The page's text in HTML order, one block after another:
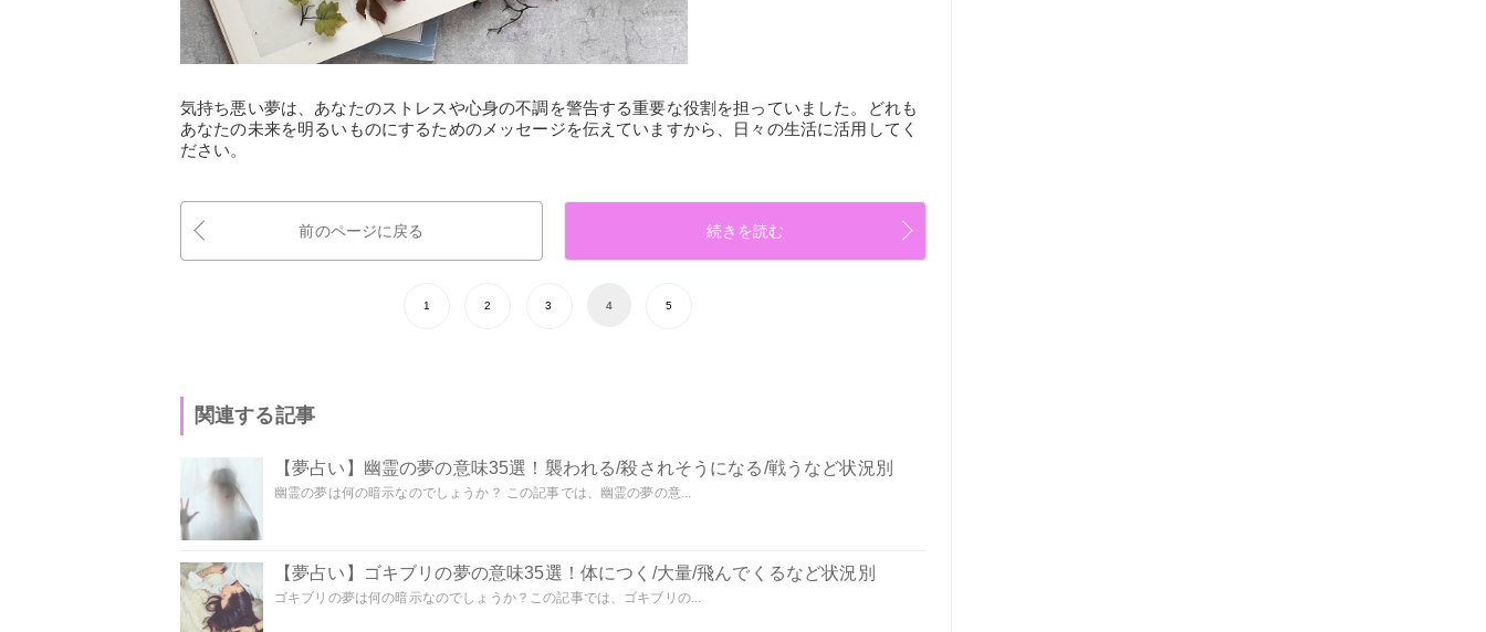
気持ち悪い夢は、あなたのストレスや心身の不調を警告する重要な役割を担っていました。どれも
あなたの未来を明るいものにするためのメッセージを伝えていますから、日々の生活に活用してく
ださい。
前のページに戻る 続きを読む
1 2 3 4 5
関連する記事
【夢占い】幽霊の夢の意味35選！襲われる/殺されそうになる/戦うなど状況別
幽霊の夢は何の暗示なのでしょうか？ この記事では、幽霊の夢の意...
【夢占い】ゴキブリの夢の意味35選！体につく/大量/飛んでくるなど状況別
ゴキブリの夢は何の暗示なのでしょうか？この記事では、ゴキブリの...